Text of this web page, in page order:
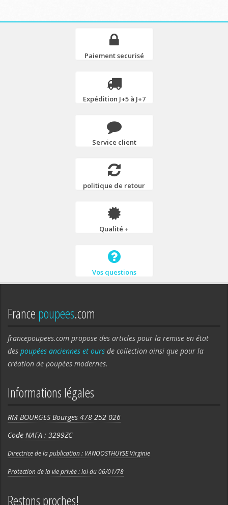
Paiement securisé
Expédition J+5 à J+7
Service client
politique de retour
Qualité +
Vos questions
Francepoupees.com
francepoupees.com propose des articles pour la remise en état
des poupées anciennes et ours de collection ainsi que pour la
création de poupées modernes.
Informations légales
RM BOURGES Bourges 478 252 026
Code NAFA : 3299ZC
Directrice de la publication : VANOOSTHUYSE Virginie
Protection de la vie privée : loi du 06/01/78
Restons proches!